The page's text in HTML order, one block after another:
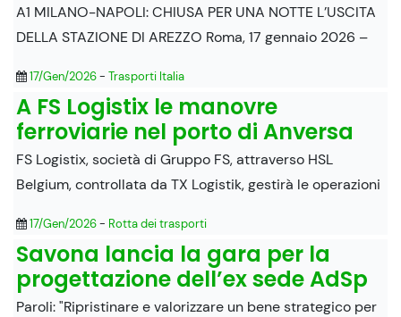
A1 MILANO-NAPOLI: CHIUSA PER UNA NOTTE L’USCITA
DELLA STAZIONE DI AREZZO Roma, 17 gennaio 2026 –
17/Gen/2026- Trasporti Italia
A FS Logistix le manovre
ferroviarie nel porto di Anversa
FS Logistix, società di Gruppo FS, attraverso HSL
Belgium, controllata da TX Logistik, gestirà le operazioni
17/Gen/2026- Rotta dei trasporti
Savona lancia la gara per la
progettazione dell’ex sede AdSp
Paroli: "Ripristinare e valorizzare un bene strategico per